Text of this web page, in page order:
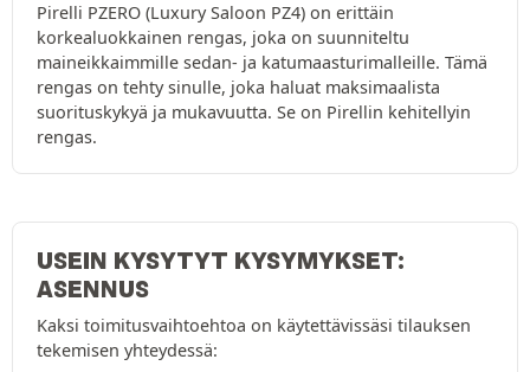
Pirelli PZERO (Luxury Saloon PZ4) on erittäin
korkealuokkainen rengas, joka on suunniteltu
maineikkaimmille sedan- ja katumaasturimalleille. Tämä
rengas on tehty sinulle, joka haluat maksimaalista
suorituskykyä ja mukavuutta. Se on Pirellin kehitellyin
rengas.
USEIN KYSYTYT KYSYMYKSET:
ASENNUS
Kaksi toimitusvaihtoehtoa on käytettävissäsi tilauksen
tekemisen yhteydessä: